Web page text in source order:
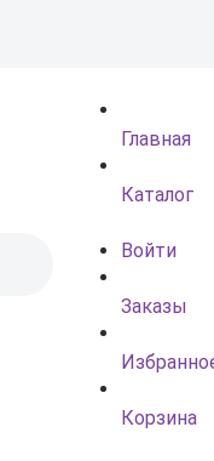
Главная
Каталог
Войти
Заказы
Корзина